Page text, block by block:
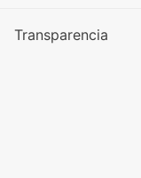
Transparencia